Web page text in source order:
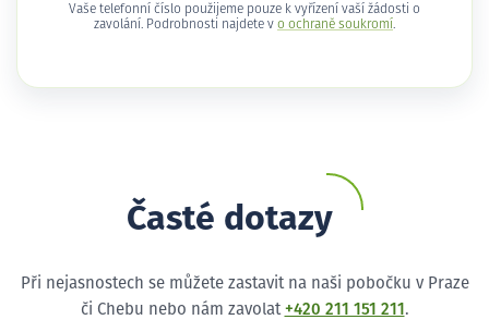
Vaše telefonní číslo použijeme pouze k vyřízení vaší žádosti o
zavolání. Podrobnosti najdete v o ochraně soukromí .
Časté dotazy
Při nejasnostech se můžete zastavit na naši pobočku v Praze
či Chebu nebo nám zavolat +420 211 151 211 .